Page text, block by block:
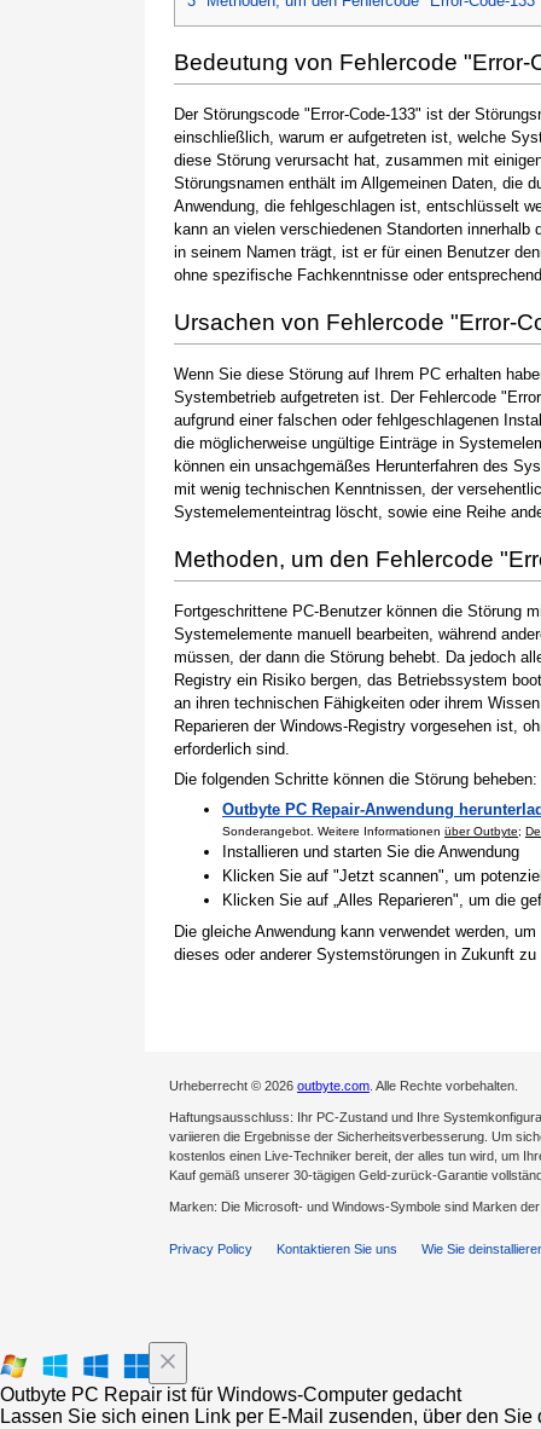
Bedeutung von Fehlercode "Error-
Der Störungscode "Error-Code-133" ist der
einschließlich, warum er aufgetreten ist, welche
diese Störung verursacht hat, zusammen mit
Störungsnamen enthält im Allgemeinen Daten, die
Anwendung, die fehlgeschlagen ist, entschlüsselt
kann an vielen verschiedenen Standorten
in seinem Namen trägt, ist er für einen Benutzer
ohne spezifische Fachkenntnisse oder
Ursachen von Fehlercode "Error-
Wenn Sie diese Störung auf Ihrem PC erhalten
Systembetrieb aufgetreten ist. Der Fehlercode
aufgrund einer falschen oder fehlgeschlagenen
die möglicherweise ungültige Einträge in
können ein unsachgemäßes Herunterfahren des
mit wenig technischen Kenntnissen, der
Systemelementeintrag löscht, sowie eine Reihe
Methoden, um den Fehlercode
Fortgeschrittene PC-Benutzer können die Störung
Systemelemente manuell bearbeiten, während
müssen, der dann die Störung behebt. Da jedoch
Registry ein Risiko bergen, das Betriebssystem
an ihren technischen Fähigkeiten oder ihrem
Reparieren der Windows-Registry vorgesehen ist,
erforderlich sind.
Die folgenden Schritte können die Störung beheben:
Outbyte PC Repair-Anwendung
Sonderangebot. Weitere Informationen über Outbyte;
Installieren und starten Sie die Anwendung
Klicken Sie auf "Jetzt scannen", um
Klicken Sie auf „Alles Reparieren", um die
Die gleiche Anwendung kann verwendet werden,
dieses oder anderer Systemstörungen in Zukunft zu
Urheberrecht © 2026 outbyte.com . Alle Rechte vorbehalten.
Haftungsausschluss: Ihr PC-Zustand und Ihre
variieren die Ergebnisse der Sicherheitsverbesserung. Um
kostenlos einen Live-Techniker bereit, der alles tun wird, um
Kauf gemäß unserer 30-tägigen Geld-zurück-Garantie
Marken: Die Microsoft- und Windows-Symbole sind Marken
Privacy Policy Kontaktieren Sie uns Wie Sie
Outbyte PC Repair ist für Windows-Computer gedacht
Lassen Sie sich einen Link per E-Mail zusenden, über den